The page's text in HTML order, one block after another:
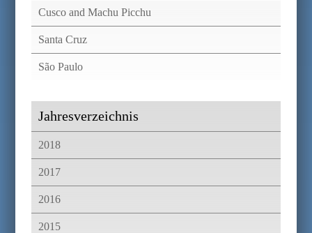
Jahresverzeichnis
2018
2017
2016
2015
Cusco and Machu Picchu
Santa Cruz
São Paulo